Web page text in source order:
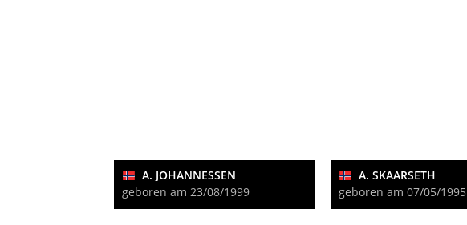
A. JOHANNESSEN
geboren am 23/08/1999
A. SKAARSETH
geboren am 07/05/1995